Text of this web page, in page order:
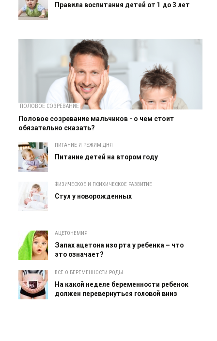
Правила воспитания детей от 1 до 3 лет
ПОЛОВОЕ СОЗРЕВАНИЕ
Половое созревание мальчиков - о чем стоит
обязательно сказать?
ПИТАНИЕ И РЕЖИМ ДНЯ
Питание детей на втором году
ФИЗИЧЕСКОЕ И ПСИХИЧЕСКОЕ РАЗВИТИЕ
Cтул у новорожденных
АЦЕТОНЕМИЯ
Запах ацетона изо рта у ребенка – что
это означает?
ВСЕ О БЕРЕМЕННОСТИ РОДЫ
На какой неделе беременности ребенок
должен перевернуться головой вниз